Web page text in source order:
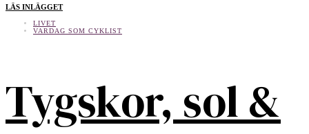
LÄS INLÄGGET
LIVET
VARDAG SOM CYKLIST
Tygskor, sol &